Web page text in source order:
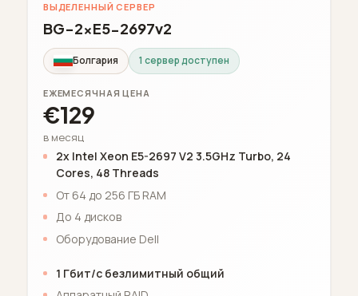
ВЫДЕЛЕННЫЙ СЕРВЕР
BG-2xE5-2697v2
Болгария 1 сервер доступен
ЕЖЕМЕСЯЧНАЯ ЦЕНА
€129
в месяц
2x Intel Xeon E5-2697 V2 3.5GHz Turbo, 24
Cores, 48 Threads
От 64 до 256 ГБ RAM
До 4 дисков
Оборудование Dell
1 Гбит/с безлимитный общий